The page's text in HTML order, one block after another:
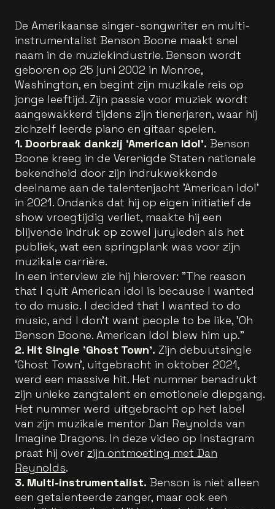
De Amerikaanse singer-songwriter en multi-
instrumentalist Benson Boone maakt snel
naam in de muziekindustrie. Benson wordt
geboren op 25 juni 2002 in Monroe,
Washington, en begint zijn muzikale reis op
jonge leeftijd. Zijn passie voor muziek wordt
aangewakkerd tijdens zijn tienerjaren, waar hij
zichzelf leerde piano en gitaar spelen.
1. Doorbraak dankzij 'American Idol'. Benson
Boone kreeg in de Verenigde Staten nationale
bekendheid door zijn indrukwekkende
deelname aan de talentenjacht 'American Idol'
in 2021. Ondanks dat hij op eigen initiatief de
show vroegtijdig verliet, maakte hij een
blijvende indruk op zowel juryleden als het
publiek, wat een springplank was voor zijn
muzikale carrière.
In een interview zie hij hierover: "The reason
that I quit American Idol is because I wanted
to do music. I decided that I wanted to do
music, and I don't want people to be like, 'Oh
Benson Boone. American Idol blew him up."
2. Hit Single 'Ghost Town'. Zijn debuutsingle
'Ghost Town', uitgebracht in oktober 2021,
werd een massive hit. Het nummer benadrukt
zijn unieke zangtalent en emotionele diepgang.
Het nummer werd uitgebracht op het label
van zijn muzikale mentor Dan Reynolds van
Imagine Dragons. In deze video op Instagram
praat hij over zijn ontmoeting met Dan
Reynolds.
3. Multi-instrumentalist. Benson is niet alleen
een getalenteerde zanger, maar ook een